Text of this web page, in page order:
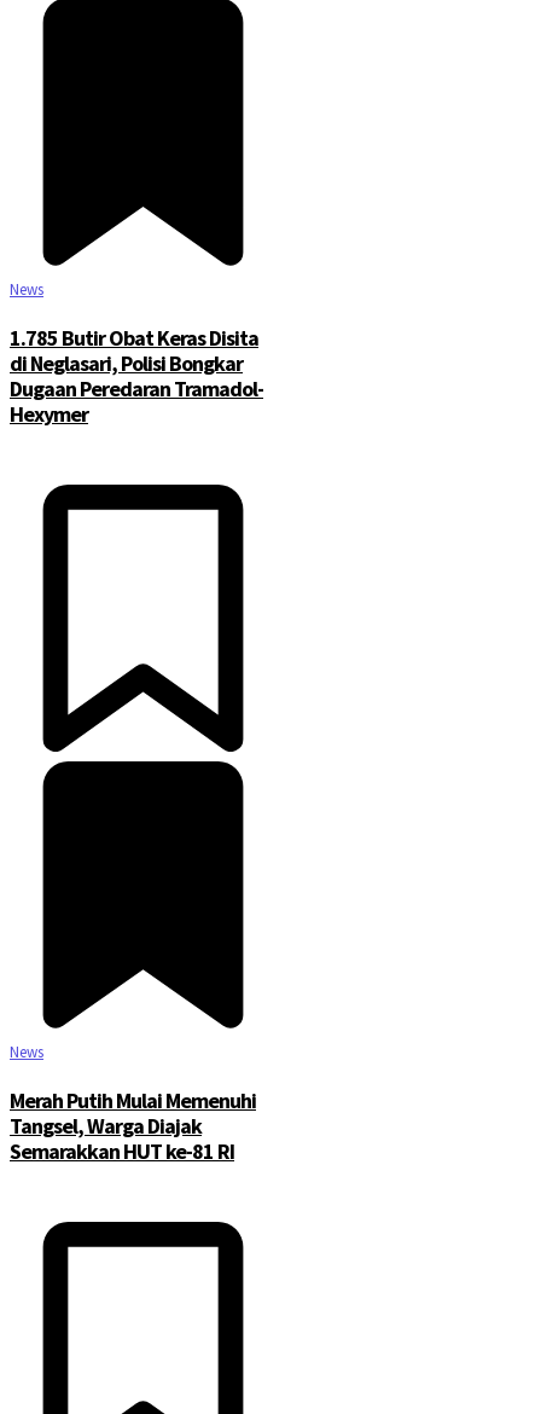
News
1.785 Butir Obat Keras Disita
di Neglasari, Polisi Bongkar
Dugaan Peredaran Tramadol-
Hexymer
News
Merah Putih Mulai Memenuhi
Tangsel, Warga Diajak
Semarakkan HUT ke-81 RI